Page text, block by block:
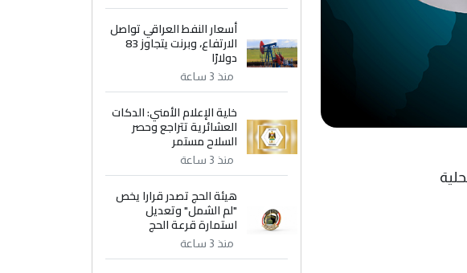
أسعار النفط العراقي تواصل
الارتفاع، وبرنت يتجاوز 83
دولارًا
منذ 3 ساعة
خلية الإعلام الأمني: الدكات
العشائرية تتراجع وحصر
السلاح مستمر
منذ 3 ساعة
هيئة الحج تصدر قرارا يخص
"لم الشمل" وتعديل
استمارة قرعة الحج
منذ 3 ساعة